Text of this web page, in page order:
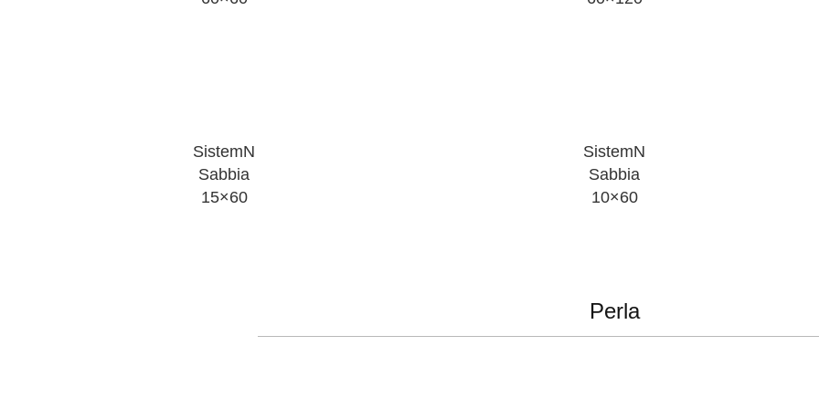
SistemN
Sabbia
15×60
SistemN
Sabbia
10×60
Perla